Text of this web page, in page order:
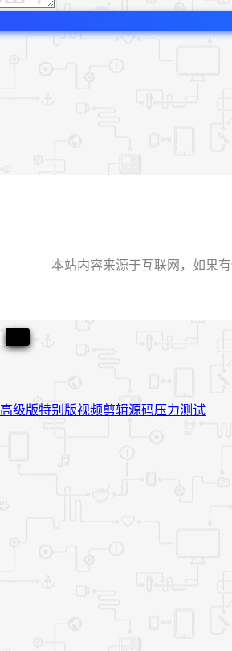
本站内容来源于互联网，如果
高级版特别版视频剪辑源码压力测试